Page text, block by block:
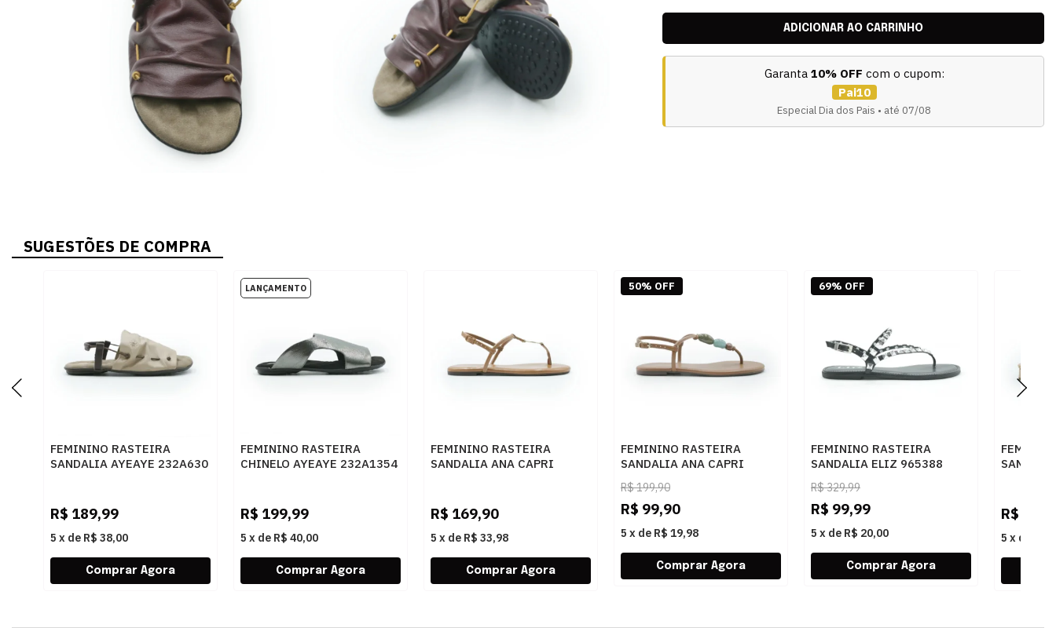
Garanta 10% OFF com o cupom:
Pai10
Especial Dia dos Pais • até 07/08
SUGESTÕES DE COMPRA
FEMININO RASTEIRA
SANDALIA AYEAYE 232A630
R$ 189,99
5 x de R$ 38,00
FEMININO RASTEIRA
CHINELO AYEAYE 232A1354
R$ 199,99
5 x de R$ 40,00
FEMININO RASTEIRA
SANDALIA ANA CAPRI
R$ 169,90
5 x de R$ 33,98
FEMININO RASTEIRA
SANDALIA ANA CAPRI
C3029400270004 AC CUOIO
R$199,90
R$ 99,90
5 x de R$ 19,98
50% OFF
FEMININO RASTEIRA
SANDALIA ELIZ 965388
VENETO PRETO METAL
NIQUEL
R$329,99
R$ 99,99
5 x de R$ 20,00
69% OFF
R$
5 x de